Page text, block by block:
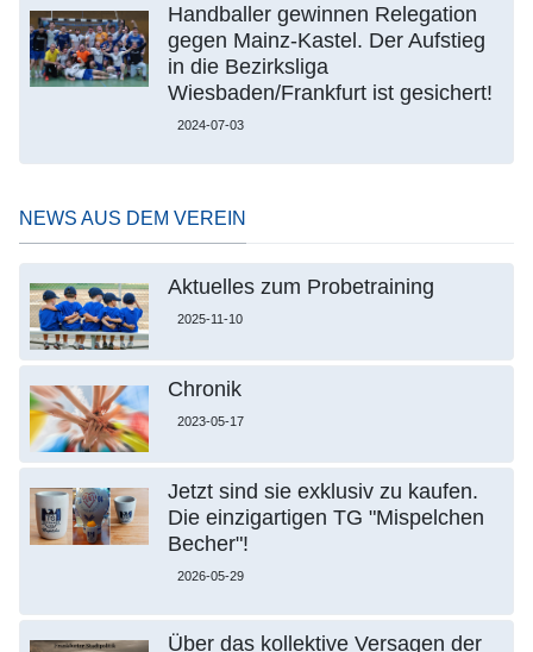
Handballer gewinnen Relegation
gegen Mainz-Kastel. Der Aufstieg
in die Bezirksliga
Wiesbaden/Frankfurt ist gesichert!
2024-07-03
NEWS AUS DEM VEREIN
Aktuelles zum Probetraining
2025-11-10
Chronik
2023-05-17
Jetzt sind sie exklusiv zu kaufen.
Die einzigartigen TG "Mispelchen
Becher"!
2026-05-29
Über das kollektive Versagen der